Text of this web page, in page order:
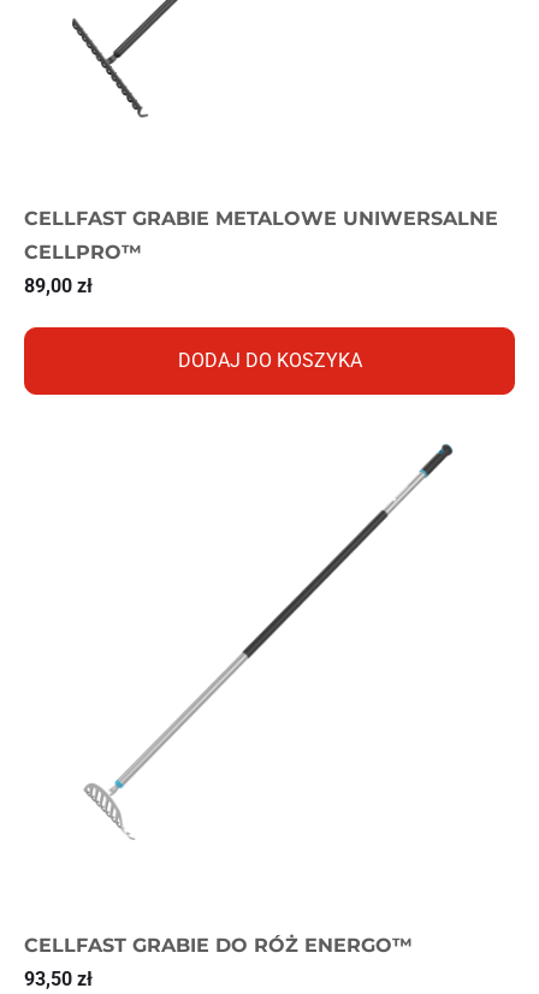
CELLFAST GRABIE METALOWE UNIWERSALNE
CELLPRO™
89,00 zł
DODAJ DO KOSZYKA
CELLFAST GRABIE DO RÓŻ ENERGO™
93,50 zł